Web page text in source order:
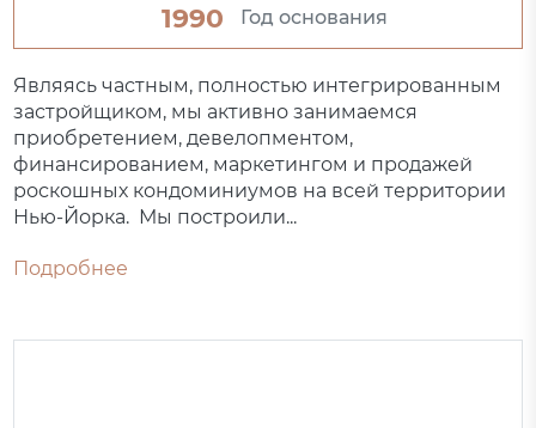
1990 Год основания
Являясь частным, полностью интегрированным
застройщиком, мы активно занимаемся
приобретением, девелопментом,
финансированием, маркетингом и продажей
роскошных кондоминиумов на всей территории
Нью-Йорка. Мы построили...
Подробнее